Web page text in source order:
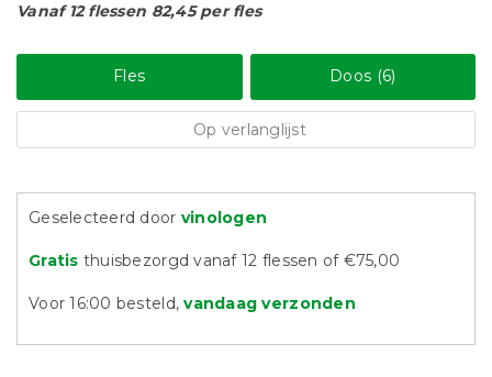
Vanaf 12 flessen 82,45 per fles
Fles Doos (6)
Op verlanglijst
Geselecteerd door vinologen
Gratis thuisbezorgd vanaf 12 flessen of €75,00
Voor 16:00 besteld,vandaag verzonden